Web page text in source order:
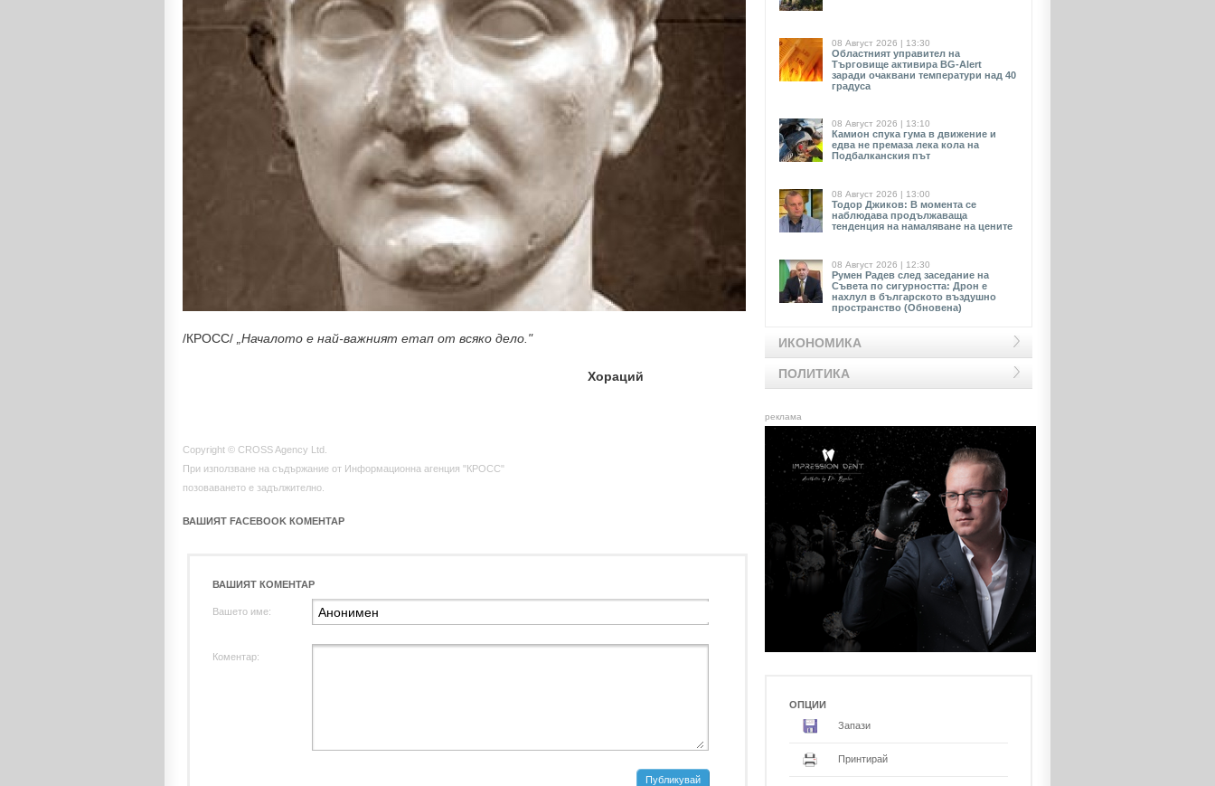
/КРОСС/ „Началото е най-важният етап от всяко дело."
Хораций
Copyright © CROSS Agency Ltd.
При използване на съдържание от Информационна агенция "КРОСС"
позоваването е задължително.
ВАШИЯТ FACEBOOK КОМЕНТАР
ВАШИЯТ КОМЕНТАР
Вашето име:
Коментар:
Публикувай
08 Август 2026 | 13:30
Областният управител на
Търговище активира BG-Alert
заради очаквани температури над 40
градуса
08 Август 2026 | 13:10
Камион спука гума в движение и
едва не премаза лека кола на
Подбалканския път
08 Август 2026 | 13:00
Тодор Джиков: В момента се
наблюдава продължаваща
тенденция на намаляване на цените
08 Август 2026 | 12:30
Румен Радев след заседание на
Съвета по сигурността: Дрон е
нахлул в българското въздушно
пространство (Обновена)
ИКОНОМИКА
ПОЛИТИКА
реклама
ОПЦИИ
Запази
Принтирай